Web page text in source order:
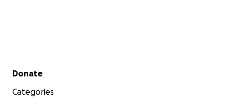
Secondary menu
Donate
Categories